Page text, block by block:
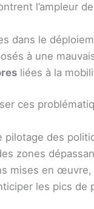
l’ampleur de
dans le
à une
liées à la
ces
pilotage des
zones
mises en œuvre,
les pics de